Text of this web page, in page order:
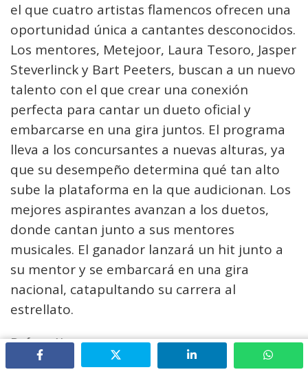
el que cuatro artistas flamencos ofrecen una
oportunidad única a cantantes desconocidos.
Los mentores, Metejoor, Laura Tesoro, Jasper
Steverlinck y Bart Peeters, buscan a un nuevo
talento con el que crear una conexión
perfecta para cantar un dueto oficial y
embarcarse en una gira juntos. El programa
lleva a los concursantes a nuevas alturas, ya
que su desempeño determina qué tan alto
sube la plataforma en la que audicionan. Los
mejores aspirantes avanzan a los duetos,
donde cantan junto a sus mentores
musicales. El ganador lanzará un hit junto a
su mentor y se embarcará en una gira
nacional, catapultando su carrera al
estrellato.
País:Bélgica
Cadena:
VTM